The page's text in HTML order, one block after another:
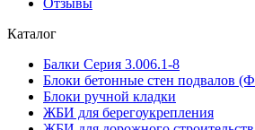
Каталог
Балки Cерия 3.006.1-8
Блоки бетонные стен подвалов
Блоки ручной кладки
ЖБИ для берегоукрепления